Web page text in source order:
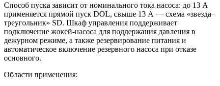
Способ пуска зависит от номинального тока насоса: до 13 А
применяется прямой пуск DOL, свыше 13 А — схема «звезда–
треугольник» SD. Шкаф управления поддерживает
подключение жокей-насоса для поддержания давления в
дежурном режиме, а также резервирование питания и
автоматическое включение резервного насоса при отказе
основного.
Области применения: